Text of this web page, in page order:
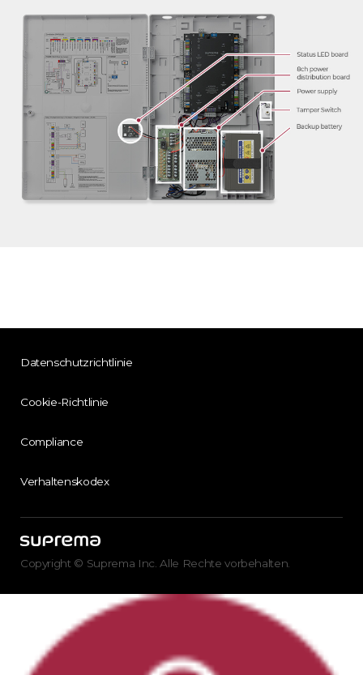
Datenschutzrichtlinie
Cookie-Richtlinie
Compliance
Verhaltenskodex
Copyright © Suprema Inc. Alle Rechte vorbehalten.